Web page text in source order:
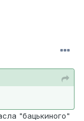
"бацькиного"